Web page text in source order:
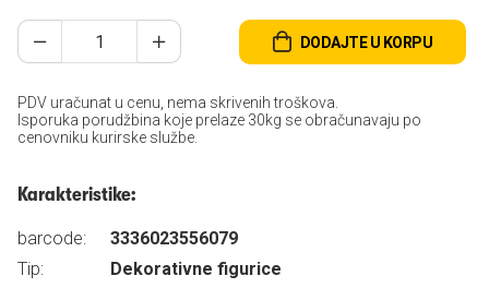
DODAJTE U KORPU
PDV uračunat u cenu, nema skrivenih troškova.
Isporuka porudžbina koje prelaze 30kg se obračunavaju po
cenovniku kurirske službe.
Karakteristike:
barcode:
3336023556079
Tip:
Dekorativne figurice